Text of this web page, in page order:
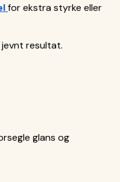
for ekstra styrke eller
resultat.
glans og